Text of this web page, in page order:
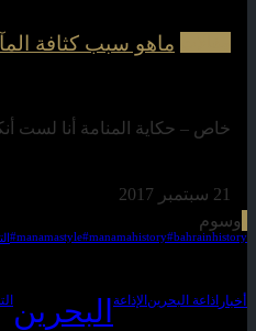
ماهو سبب كثافة
خاص – حكاية المنامة أنا لست
21 سبتمبر 2017
وسوم
#bahrainhistory
#manamahistory
#manamastyle
أخبار اذاعة البحرين الإذاعة البحرين